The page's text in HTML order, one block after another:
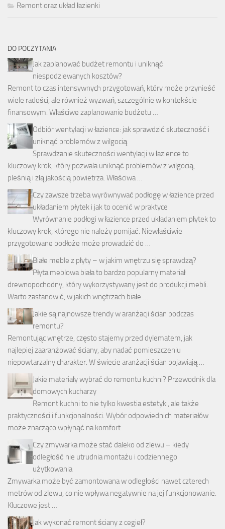
Remont oraz układ łazienki
DO POCZYTANIA
Jak zaplanować budżet remontu i uniknąć
niespodziewanych kosztów?
Remont to czas intensywnych przygotowań, który może przynieść
wiele radości, ale również wyzwań, szczególnie w kontekście
finansowym. Właściwe zaplanowanie budżetu …
Odbiór wentylacji w łazience: jak sprawdzić skuteczność i
uniknąć problemów z wilgocią
Sprawdzanie skuteczności wentylacji w łazience to
kluczowy krok, który pozwala uniknąć problemów z wilgocią,
pleśnią i złą jakością powietrza. Właściwa …
Czy zawsze trzeba wyrównywać podłogę w łazience przed
układaniem płytek i jak to ocenić w praktyce
Wyrównanie podłogi w łazience przed układaniem płytek to
kluczowy krok, którego nie należy pomijać. Niewłaściwie
przygotowane podłoże może prowadzić do …
Białe meble z płyty – w jakim wnętrzu się sprawdzą?
Płyta meblowa biała to bardzo popularny materiał
drewnopochodny, który wykorzystywany jest do produkcji mebli.
Warto zastanowić, w jakich wnętrzach białe …
Jakie są najnowsze trendy w aranżacji ścian podczas
remontu?
Remontując wnętrze, często stajemy przed dylematem, jak
najlepiej zaaranżować ściany, aby nadać pomieszczeniu
niepowtarzalny charakter. W świecie aranżacji ścian pojawiają …
Jakie materiały wybrać do remontu kuchni? Przewodnik dla
domowych kucharzy
Remont kuchni to nie tylko kwestia estetyki, ale także
praktyczności i funkcjonalności. Wybór odpowiednich materiałów
może znacząco wpłynąć na komfort …
Czy zmywarka może stać daleko od zlewu – kiedy
odległość nie utrudnia montażu i codziennego
użytkowania
Zmywarka może być zamontowana w odległości nawet czterech
metrów od zlewu, co nie wpływa negatywnie na jej funkcjonowanie.
Kluczowe jest …
Jak wykonać remont ściany z cegieł?